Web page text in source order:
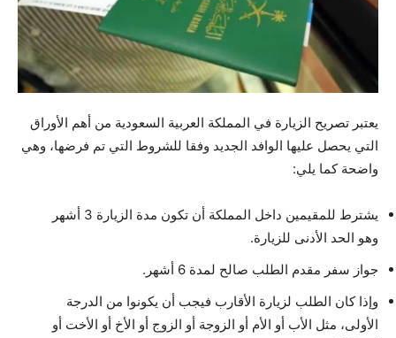
يعتبر تصريح الزيارة في المملكة العربية السعودية من أهم الأوراق
التي يحصل عليها الوافد الجديد وفقا للشروط التي تم فرضها، وهي
واضحة كما يلي:
يشترط للمقيمين داخل المملكة أن تكون مدة الزيارة 3 أشهر
وهو الحد الأدنى للزيارة.
جواز سفر مقدم الطلب صالح لمدة 6 أشهر.
وإذا كان الطلب لزيارة الأقارب فيجب أن يكونوا من الدرجة
الأولى، مثل الأب أو الأم أو الزوجة أو الزوج أو الأخ أو الأخت أو